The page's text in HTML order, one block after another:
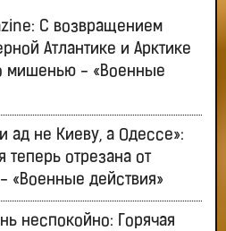
С возвращением
Атлантике и Арктике
мишенью - «Военные
ад не Киеву, а Одессе»:
отрезана от
«Военные действия»
неспокойно: Горячая